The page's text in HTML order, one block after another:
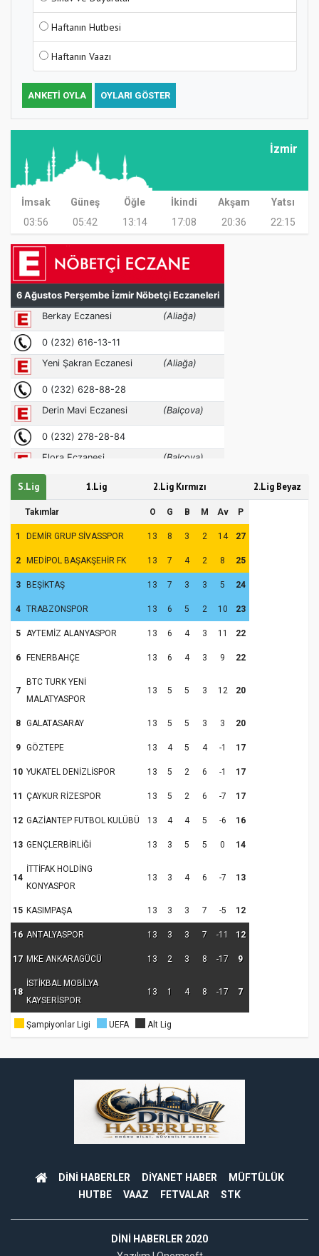
Haftanın Hutbesi
Haftanın Vaazı
ANKETI OYLA OYLARI GÖSTER
İzmir
İmsak Güneş Öğle İkindi Akşam
Yatsı
03:56
05:42 13:14 17:08 20:36 22:15
S.Lig 1.Lig 2.Lig Kırmızı 2.Lig Beyaz
Takımlar O G B M Av P
1 DEMİR GRUP SİVASSPOR 13 8 3 2 14 27
2 MEDİPOL BAŞAKŞEHİR FK 13 7 4 2 8 25
3 BEŞİKTAŞ 13 7 3 3 5 24
4 TRABZONSPOR 13 6 5 2 10 23
5 AYTEMİZ ALANYASPOR 13 6 4 3 11 22
6 FENERBAHÇE 13 6 4 3 9 22
7
BTC TURK YENİ
MALATYASPOR
13 5 5 3 12 20
8 GALATASARAY 13 5 5 3 3 20
9 GÖZTEPE 13 4 5 4 -1 17
10 YUKATEL DENİZLİSPOR 13 5 2 6 -1 17
11 ÇAYKUR RİZESPOR 13 5 2 6 -7 17
12 GAZİANTEP FUTBOL KULÜBÜ 13 4 4 5 -6 16
13 GENÇLERBİRLİĞİ 13 3 5 5 0 14
14
İTTİFAK HOLDİNG
KONYASPOR
13 3 4 6 -7 13
15 KASIMPAŞA 13 3 3 7 -5 12
16 ANTALYASPOR 13 3 3 7 -11 12
17 MKE ANKARAGÜCÜ 13 2 3 8 -17 9
18
İSTİKBAL MOBİLYA
KAYSERİSPOR
13 1 4 8 -17 7
Şampiyonlar Ligi UEFA Alt Lig
DİNİ HABERLER DİYANET HABER
MÜFTÜLÜK
HUTBE
VAAZ FETVALAR STK
DINI HABERLER 2020